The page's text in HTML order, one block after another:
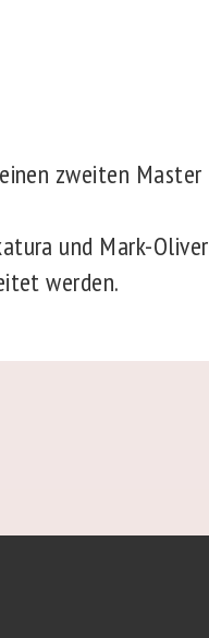
zweiten Master
und Mark-Oliver
werden.